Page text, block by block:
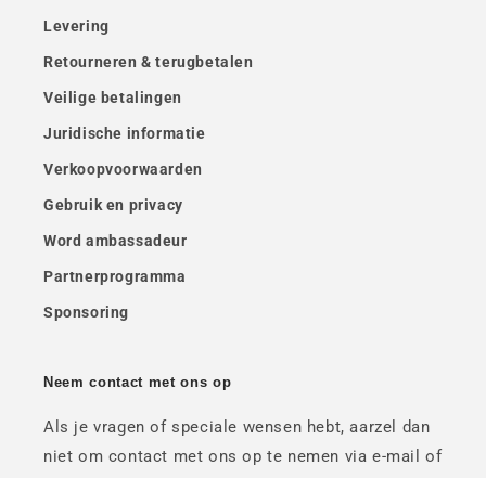
Levering
Retourneren & terugbetalen
Veilige betalingen
Juridische informatie
Verkoopvoorwaarden
Gebruik en privacy
Word ambassadeur
Partnerprogramma
Sponsoring
Neem contact met ons op
Als je vragen of speciale wensen hebt, aarzel dan
niet om contact met ons op te nemen via e-mail of